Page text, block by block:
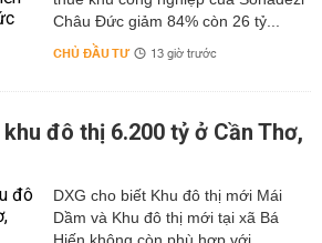
Châu Đức giảm 84% còn 26 tỷ...
CHỦ ĐẦU TƯ 13 giờ trước
đô thị 6.200 tỷ ở Cần Thơ,
DXG cho biết Khu đô thị mới Mái
Dầm và Khu đô thị mới tại xã Bá